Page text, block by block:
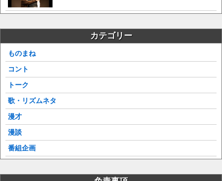
カテゴリー
ものまね
コント
トーク
歌・リズムネタ
漫才
漫談
番組企画